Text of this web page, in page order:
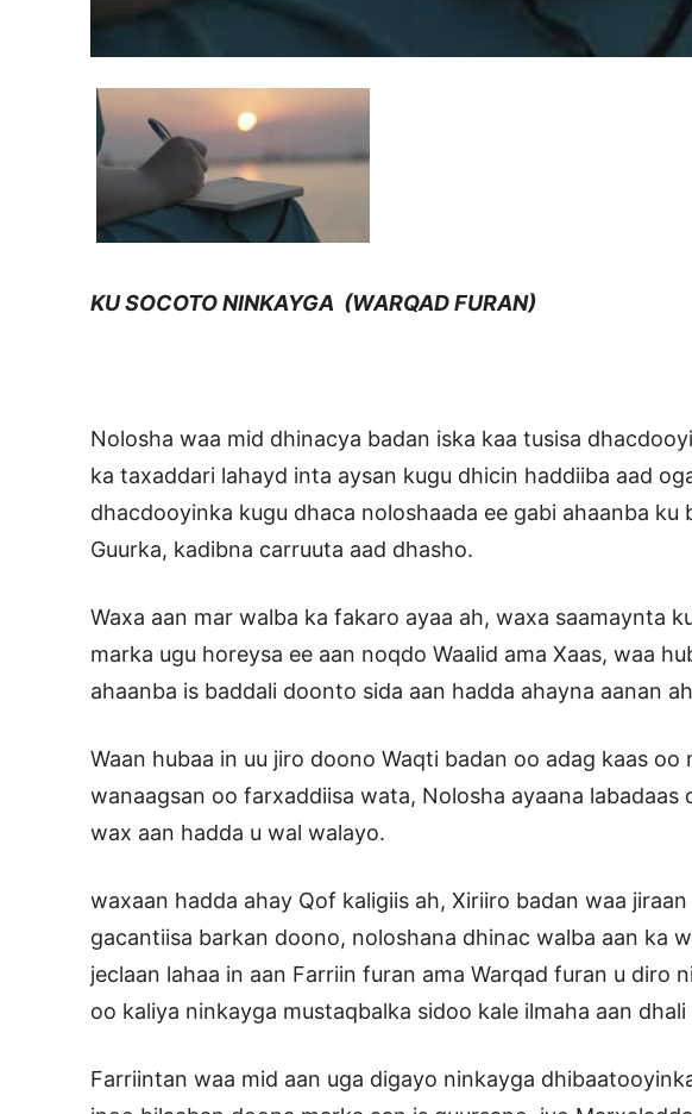
KU SOCOTO NINKAYGA (WARQAD FURAN)
Nolosha waa mid dhinacya badan iska kaa tusisa
ka taxaddari lahayd inta aysan kugu dhicin haddiiba aad
dhacdooyinka kugu dhaca noloshaada ee gabi ahaanba ku
Guurka, kadibna carruuta aad dhasho.
Waxa aan mar walba ka fakaro ayaa ah, waxa saamaynta
marka ugu horeysa ee aan noqdo Waalid ama Xaas, waa
ahaanba is baddali doonto sida aan hadda ahayna aanan
Waan hubaa in uu jiro doono Waqti badan oo adag kaas
wanaagsan oo farxaddiisa wata, Nolosha ayaana labadaas
wax aan hadda u wal walayo.
waxaan hadda ahay Qof kaligiis ah, Xiriiro badan waa
gacantiisa barkan doono, noloshana dhinac walba aan ka
jeclaan lahaa in aan Farriin furan ama Warqad furan u diro
oo kaliya ninkayga mustaqbalka sidoo kale ilmaha aan
Farriintan waa mid aan uga digayo ninkayga